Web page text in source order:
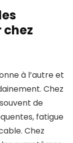
à l’autre et
Chez
de
fatigue
Chez